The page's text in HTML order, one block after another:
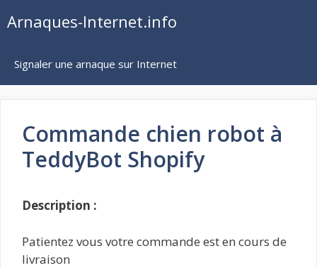
auArnaques-Internet.info
Signaler une arnaque sur Internet
Commande chien robot à
TeddyBot Shopify
Description :
Patientez vous votre commande est en cours de
livraison